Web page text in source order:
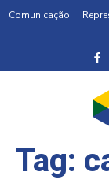
Comunicação
Tag: